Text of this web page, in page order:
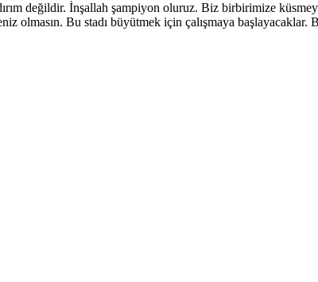
değildir. İnşallah şampiyon oluruz. Biz birbirimize
Bu stadı büyütmek için çalışmaya başlayacaklar.